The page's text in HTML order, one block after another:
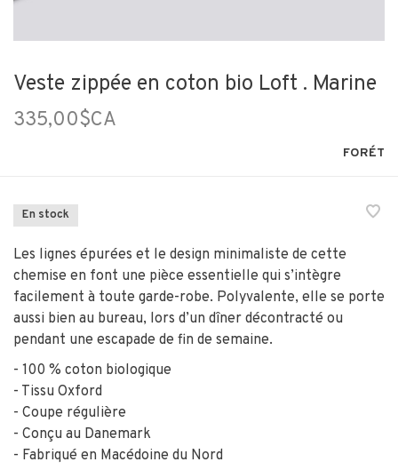
Veste zippée en coton bio Loft . Marine
335,00$CA
FORÉT
En stock
Les lignes épurées et le design minimaliste de cette
chemise en font une pièce essentielle qui s’intègre
facilement à toute garde-robe. Polyvalente, elle se porte
aussi bien au bureau, lors d’un dîner décontracté ou
pendant une escapade de fin de semaine.
- 100 % coton biologique
- Tissu Oxford
- Coupe régulière
- Conçu au Danemark
- Fabriqué en Macédoine du Nord